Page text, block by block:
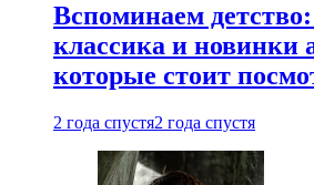
Вспоминаем
классика и новинки
которые стоит
2 года спустя2 года спустя